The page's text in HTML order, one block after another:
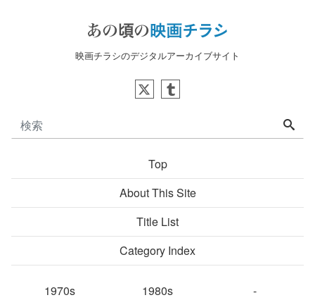
映画チラシのデジタルアーカイブサイト
Top
About This Site
Title List
Category Index
1970s 1980s -